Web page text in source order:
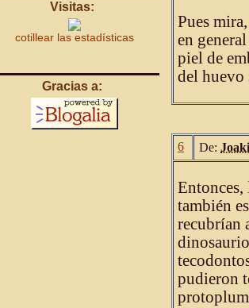
Visitas:
cotillear las estadísticas
Gracias a:
Pues
en
piel de
del huevo
6 De:
Entonces,
también
recubrían
pudieron